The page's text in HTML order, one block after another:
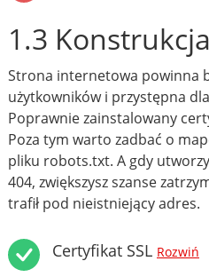
1.3
Strona internetowa powinna
użytkowników i przystępna
Poprawnie zainstalowany
Poza tym warto zadbać o
pliku robots.txt. A gdy
404, zwiększysz szanse
trafił pod nieistniejący adres.
Certyfikat SSL Rozwiń